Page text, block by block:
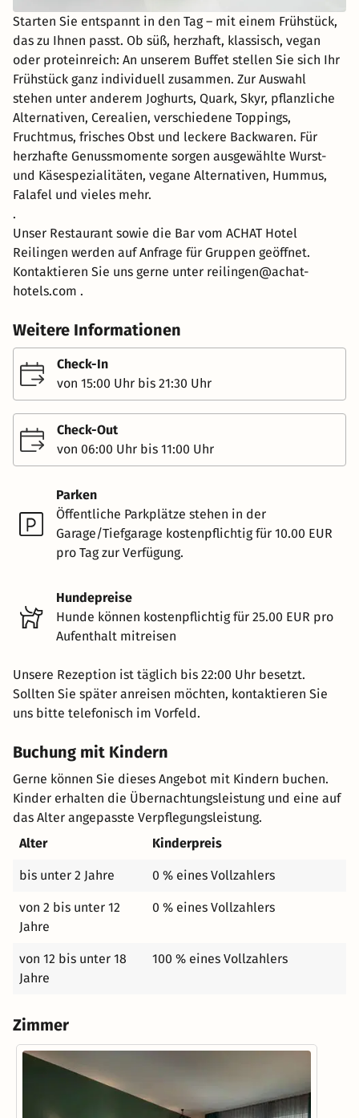
Starten Sie entspannt in den Tag – mit einem Frühstück,
das zu Ihnen passt. Ob süß, herzhaft, klassisch, vegan
oder proteinreich: An unserem Buffet stellen Sie sich Ihr
Frühstück ganz individuell zusammen. Zur Auswahl
stehen unter anderem Joghurts, Quark, Skyr, pflanzliche
Alternativen, Cerealien, verschiedene Toppings,
Fruchtmus, frisches Obst und leckere Backwaren. Für
herzhafte Genussmomente sorgen ausgewählte Wurst-
und Käsespezialitäten, vegane Alternativen, Hummus,
Falafel und vieles mehr.
.
Unser Restaurant sowie die Bar vom ACHAT Hotel
Reilingen werden auf Anfrage für Gruppen geöffnet.
Kontaktieren Sie uns gerne unter reilingen@achat-
hotels.com .
Weitere Informationen
Check-In
von 15:00 Uhr bis 21:30 Uhr
Check-Out
von 06:00 Uhr bis 11:00 Uhr
Parken
Öffentliche Parkplätze stehen in der
Garage/Tiefgarage kostenpflichtig für 10.00 EUR
pro Tag zur Verfügung.
Hundepreise
Hunde können kostenpflichtig für 25.00 EUR pro
Aufenthalt mitreisen
Unsere Rezeption ist täglich bis 22:00 Uhr besetzt.
Sollten Sie später anreisen möchten, kontaktieren Sie
uns bitte telefonisch im Vorfeld.
Buchung mit Kindern
Gerne können Sie dieses Angebot mit Kindern buchen.
Kinder erhalten die Übernachtungsleistung und eine auf
das Alter angepasste Verpflegungsleistung.
Alter
Kinderpreis
bis unter 2 Jahre 0 % eines Vollzahlers
von 2 bis unter 12
Jahre
0 % eines Vollzahlers
von 12 bis unter 18
Jahre
100 % eines Vollzahlers
Zimmer